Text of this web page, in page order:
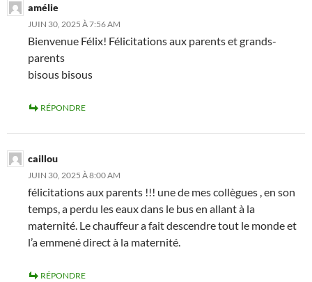
amélie
JUIN 30, 2025 À 7:56 AM
Bienvenue Félix! Félicitations aux parents et grands-
parents
bisous bisous
RÉPONDRE
caillou
JUIN 30, 2025 À 8:00 AM
félicitations aux parents !!! une de mes collègues , en son
temps, a perdu les eaux dans le bus en allant à la
maternité. Le chauffeur a fait descendre tout le monde et
l’a emmené direct à la maternité.
RÉPONDRE